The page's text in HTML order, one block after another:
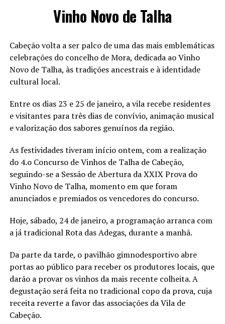
Vinho Novo de Talha
Cabeção volta a ser palco de uma das mais emblemáticas
celebrações do concelho de Mora, dedicada ao Vinho
Novo de Talha, às tradições ancestrais e à identidade
cultural local.
Entre os dias 23 e 25 de janeiro, a vila recebe residentes
e visitantes para três dias de convívio, animação musical
e valorização dos sabores genuínos da região.
As festividades tiveram início ontem, com a realização
do 4.o Concurso de Vinhos de Talha de Cabeção,
seguindo-se a Sessão de Abertura da XXIX Prova do
Vinho Novo de Talha, momento em que foram
anunciados e premiados os vencedores do concurso.
Hoje, sábado, 24 de janeiro, a programação arranca com
a já tradicional Rota das Adegas, durante a manhã.
Da parte da tarde, o pavilhão gimnodesportivo abre
portas ao público para receber os produtores locais, que
darão a provar os vinhos da mais recente colheita. A
degustação será feita no tradicional copo da prova, cuja
receita reverte a favor das associações da Vila de
Cabeção.